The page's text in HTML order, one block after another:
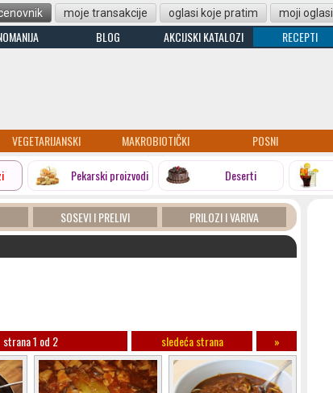
moje transakcije oglasi koje pratim moji oglasi
BLOG AKCIJSKI KATALOZI RECEPTI
VEGETARIJANSKI MAKROBIOTIČKI POSNI
Pekarski proizvodi Deserti
SOSEVI I PRELIVI PRILOZI I VARIVA
strana 1 od 2 sledeća strana »